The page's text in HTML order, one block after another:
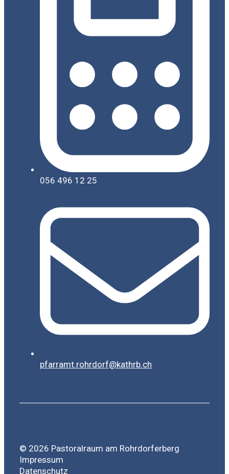
056 496 12 25
pfarramt.rohrdorf@kathrb.ch
© 2026 Pastoralraum am Rohrdorferberg
Impressum
Datenschutz